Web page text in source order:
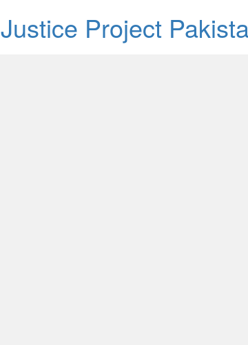
Justice Project